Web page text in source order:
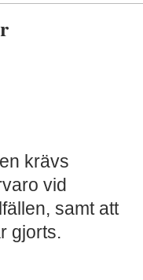
krävs
vid
samt att
gjorts.